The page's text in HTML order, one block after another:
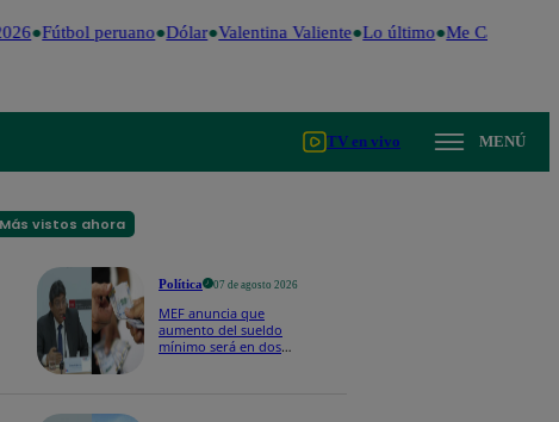
Fútbol peruano Dólar Valentina Valiente Lo último Me Caigo de Risa
TV en vivo MENÚ
Más vistos ahora
Política 07 de agosto 2026
MEF anuncia que
aumento del sueldo
mínimo será en dos